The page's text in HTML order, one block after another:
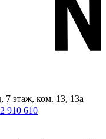
7 этаж, ком. 13, 13а
910 610